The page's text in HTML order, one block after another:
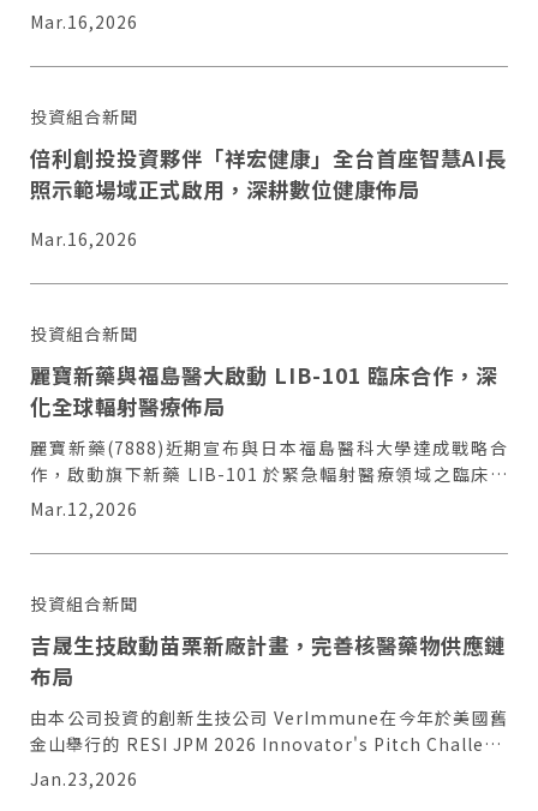
作協議
Mar.16,2026
投資組合新聞
倍利創投投資夥伴「祥宏健康」全台首座智慧AI長
照示範場域正式啟用，深耕數位健康佈局
Mar.16,2026
投資組合新聞
麗寶新藥與福島醫大啟動 LIB-101 臨床合作，深
化全球輻射醫療佈局
麗寶新藥(7888)近期宣布與日本福島醫科大學達成戰略合
作，啟動旗下新藥 LIB-101 於緊急輻射醫療領域之臨床試
驗。
Mar.12,2026
投資組合新聞
吉晟生技啟動苗栗新廠計畫，完善核醫藥物供應鏈
布局
由本公司投資的創新生技公司 VerImmune在今年於美國舊
金山舉行的 RESI JPM 2026 Innovator's Pitch Challeng
中，從全球超過90家參與企業中脫穎而出，榮獲第二名殊
Jan.23,2026